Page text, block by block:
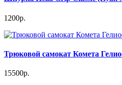
1200р.
Трюковой самокат Комета
15500р.